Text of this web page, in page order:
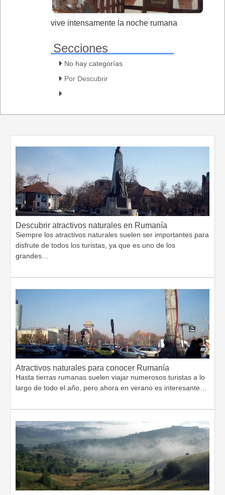
vive intensamente la noche rumana
Secciones
No hay categorías
Por Descubrir
Descubrir atractivos naturales en Rumanía
Siempre los atractivos naturales suelen ser importantes para
disfrute de todos los turistas, ya que es uno de los
grandes…
Atractivos naturales para conocer Rumanía
Hasta tierras rumanas suelen viajar numerosos turistas a lo
largo de todo el año, pero ahora en verano es interesante…